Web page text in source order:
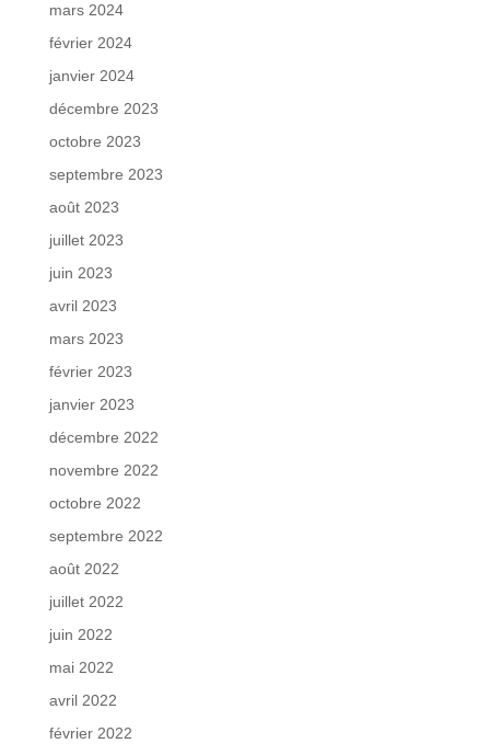
mars 2024
février 2024
janvier 2024
décembre 2023
octobre 2023
septembre 2023
août 2023
juillet 2023
juin 2023
avril 2023
mars 2023
février 2023
janvier 2023
décembre 2022
novembre 2022
octobre 2022
septembre 2022
août 2022
juillet 2022
juin 2022
mai 2022
avril 2022
février 2022